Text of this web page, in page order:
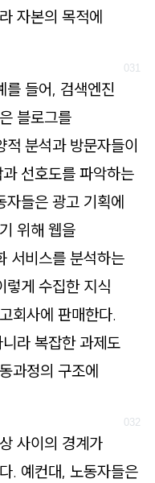
자본의 목적에
를 들어, 검색엔진
블로그를
분석과 방문자들이
선호도를 파악하는
들은 광고 기획에
위해 웹을
서비스를 분석하는
렇게 수집한 지식
회사에 판매한다.
라 복잡한 과제도
과정의 구조에
사이의 경계가
. 예컨대, 노동자들은